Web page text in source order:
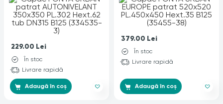
229.00 Lei
În stoc
Livrare rapidă
Adaugă în coș
379.00 Lei
În stoc
Livrare rapidă
Adaugă în coș